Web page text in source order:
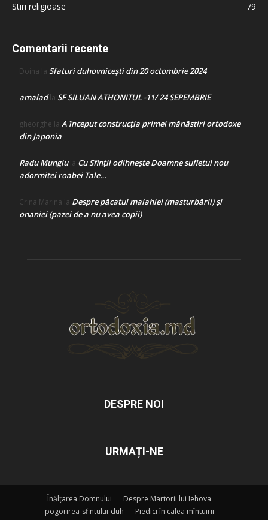
Stiri religioase
79
Comentarii recente
Doina la Sfaturi duhovnicești din 20 octombrie 2024
amaladla SF SILUAN ATHONITUL -11/ 24 SEPEMBRIE
gheorghe la A început construcţia primei mănăstiri ortodoxe
din Japonia
Radu Mungiula Cu Sfinții odihnește Doamne sufletul nou
adormitei roabei Tale…
Crina Marina la Despre păcatul malahiei (masturbării) şi
onaniei (pazei de a nu avea copii)
DESPRE NOI
URMAȚI-NE
Înălțarea Domnului
Despre Martorii lui Iehova
pogorirea-sfintului-duh
Piedici în calea mîntuirii